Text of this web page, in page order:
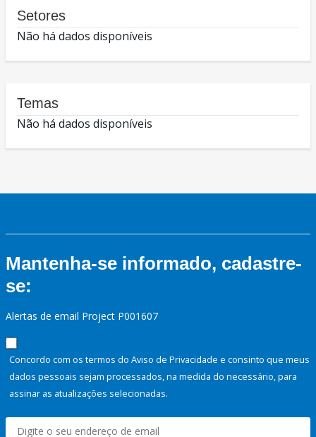
Setores
Não há dados disponíveis
Temas
Não há dados disponíveis
Mantenha-se informado, cadastre-
se:
Alertas de email Project P001607
Concordo com os termos do Aviso de Privacidade e consinto que meus
dados pessoais sejam processados, na medida do necessário, para
assinar as atualizações selecionadas.